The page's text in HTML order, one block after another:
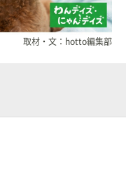
取材・文：hotto編集部